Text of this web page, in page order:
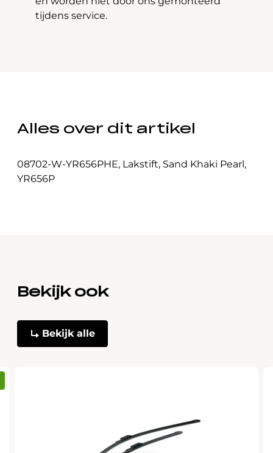
tijdens service.
Alles over dit artikel
08702-W-YR656PHE, Lakstift, Sand Khaki Pearl,
YR656P
Bekijk ook
Bekijk alle